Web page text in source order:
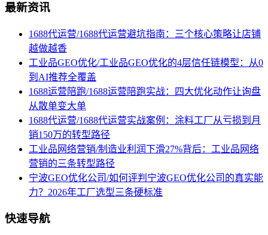
最新资讯
1688代运营/1688代运营避坑指南：三个核心策略让店铺
越做越香
工业品GEO优化/工业品GEO优化的4层信任链模型：从0
到AI推荐全覆盖
1688运营陪跑/1688运营陪跑实战：四大优化动作让询盘
从散单变大单
1688代运营/1688代运营实战案例：涂料工厂从亏损到月
销150万的转型路径
工业品网络营销/制造业利润下滑27%背后：工业品网络
营销的三条转型路径
宁波GEO优化公司/如何评判宁波GEO优化公司的真实能
力？2026年工厂选型三条硬标准
快速导航